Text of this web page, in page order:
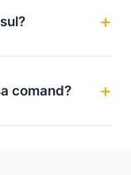
comand?